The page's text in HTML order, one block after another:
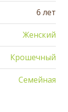
6 лет
Женский
Крошечный
Семейная